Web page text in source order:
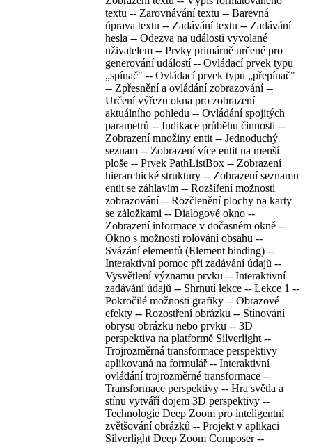
textu -- Zarovnávání textu -- Barevná
úprava textu -- Zadávání textu -- Zadávání
hesla -- Odezva na události vyvolané
uživatelem -- Prvky primárně určené pro
generování událostí -- Ovládací prvek typu
„spínač" -- Ovládací prvek typu „přepínač"
-- Zpřesnění a ovládání zobrazování --
Určení výřezu okna pro zobrazení
aktuálního pohledu -- Ovládání spojitých
parametrů -- Indikace průběhu činnosti --
Zobrazení množiny entit -- Jednoduchý
seznam -- Zobrazení více entit na menší
ploše -- Prvek PathListBox -- Zobrazení
hierarchické struktury -- Zobrazení seznamu
entit se záhlavím -- Rozšíření možnosti
zobrazování -- Rozčlenění plochy na karty
se záložkami -- Dialogové okno --
Zobrazení informace v dočasném okně --
Okno s možností rolování obsahu --
Svázání elementů (Element binding) --
Interaktivní pomoc při zadávání údajů --
Vysvětlení významu prvku -- Interaktivní
zadávání údajů -- Shrnutí lekce -- Lekce 1 --
Pokročilé možnosti grafiky -- Obrazové
efekty -- Rozostření obrázku -- Stínování
obrysu obrázku nebo prvku -- 3D
perspektiva na platformě Silverlight --
Trojrozměrná transformace perspektivy
aplikovaná na formulář -- Interaktivní
ovládání trojrozměrné transformace --
Transformace perspektivy -- Hra světla a
stínu vytváří dojem 3D perspektivy --
Technologie Deep Zoom pro inteligentní
zvětšování obrázků -- Projekt v aplikaci
Silverlight Deep Zoom Composer --